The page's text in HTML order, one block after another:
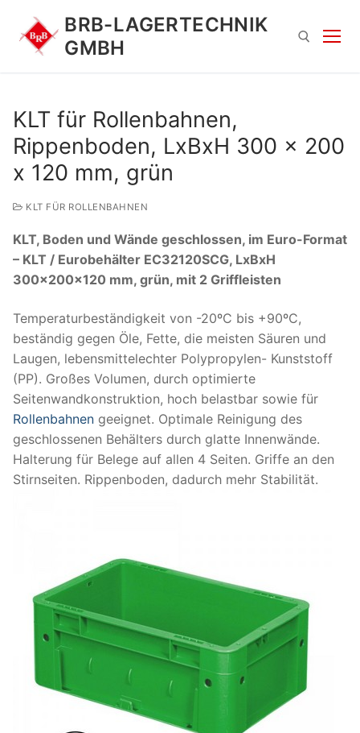
Inhalt
springen
BRB-LAGERTECHNIK
GMBH
Suchen
nach:
KLT für Rollenbahnen,
Rippenboden, LxBxH 300 x 200
x 120 mm, grün
KLT FÜR ROLLENBAHNEN
KLT, Boden und Wände geschlossen, im Euro-Format
– KLT / Eurobehälter EC32120SCG, LxBxH
300x200x120 mm, grün, mit 2 Griffleisten
Temperaturbeständigkeit von -20ºC bis +90ºC,
beständig gegen Öle, Fette, die meisten Säuren und
Laugen, lebensmittelechter Polypropylen- Kunststoff
(PP). Großes Volumen, durch optimierte
Seitenwandkonstruktion, hoch belastbar sowie für
Rollenbahnen geeignet. Optimale Reinigung des
geschlossenen Behälters durch glatte Innenwände.
Halterung für Belege auf allen 4 Seiten. Griffe an den
Stirnseiten. Rippenboden, dadurch mehr Stabilität.